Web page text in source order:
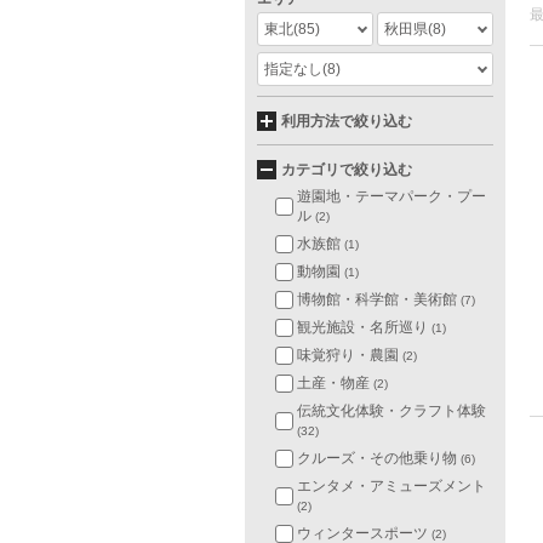
東北(85) 秋田県(8)
指定なし(8)
利用方法で絞り込む
カテゴリで絞り込む
遊園地・テーマパーク・プー
ル (2)
水族館 (1)
動物園 (1)
博物館・科学館・美術館 (7)
観光施設・名所巡り (1)
味覚狩り・農園 (2)
土産・物産 (2)
伝統文化体験・クラフト体験
(32)
クルーズ・その他乗り物 (6)
エンタメ・アミューズメント
(2)
ウィンタースポーツ (2)